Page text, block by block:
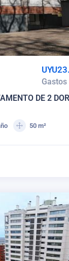
DE 2
50 m²